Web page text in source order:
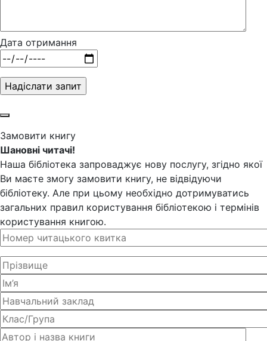
Дата отримання
Замовити книгу
Шановні читачі!
Наша бібліотека запроваджує нову послугу, згідно якої
Ви маєте змогу замовити книгу, не відвідуючи
бібліотеку. Але при цьому необхідно дотримуватись
загальних правил користування бібліотекою і термінів
користування книгою.